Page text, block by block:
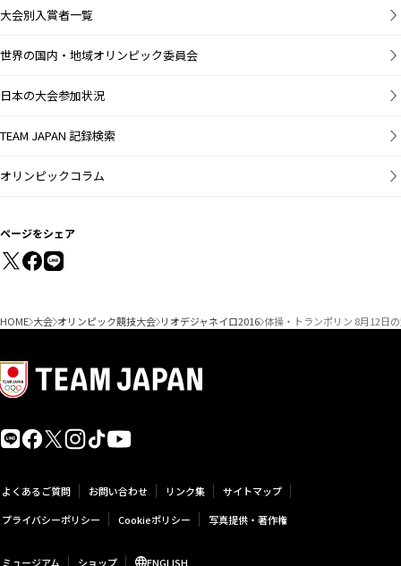
大会別入賞者一覧
世界の国内・地域オリンピック委員会
日本の大会参加状況
TEAM JAPAN 記録検索
オリンピックコラム
ページをシェア
HOME 大会 オリンピック競技大会 リオデジャネイロ2016 体操・トランポリン 8月12日
よくあるご質問 お問い合わせ リンク集
サイトマップ
プライバシーポリシー
Cookieポリシー 写真提供・著作権
ミュージアム ショップ ENGLISH